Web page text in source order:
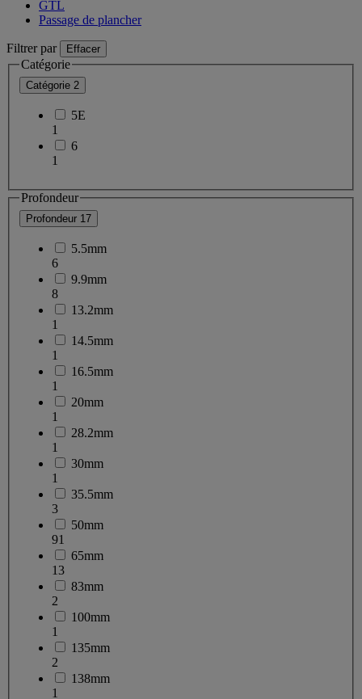
GTL
Passage de plancher
Filtrer par Effacer
Catégorie
Catégorie 2
5E
1
6
1
Profondeur
Profondeur 17
5.5mm
6
9.9mm
8
13.2mm
1
14.5mm
1
16.5mm
1
20mm
1
28.2mm
1
30mm
1
35.5mm
3
50mm
91
65mm
13
83mm
2
100mm
1
135mm
2
138mm
1